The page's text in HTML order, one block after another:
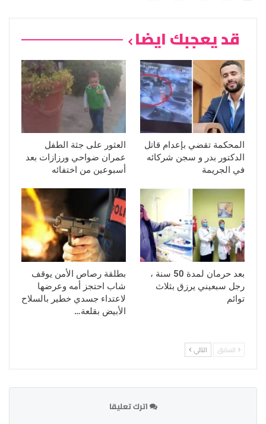
قد يعجبك ايضا
المحكمة تقضي بإعدام قاتل
الدكتور بدر و سجن شركائه
في الجريمة
العثور على جثة الطفل
عمران ضواحي ورزازات بعد
أسبوعين من اختفائه
بعد حرمان لمدة 50 سنة ،
رجل سبعيني يرزق بثلاث
توائم
بطلقة رصاص الأمن يوقف
شاب احتجز أمه وعرضها
لاعتداء جسدي خطير بالسلاح
الأبيض بقلعة…
السابق التالي
اترك تعليقا